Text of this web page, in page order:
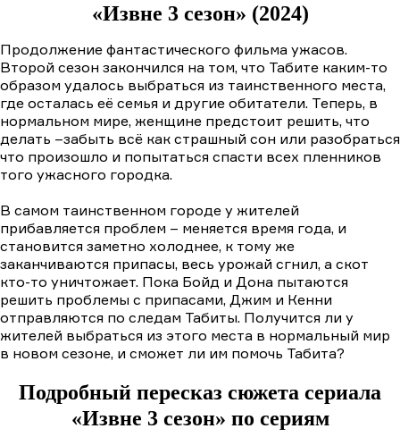
«Извне 3 сезон» (2024)
Продолжение фантастического фильма ужасов.
Второй сезон закончился на том, что Табите каким-то
образом удалось выбраться из таинственного места,
где осталась её семья и другие обитатели. Теперь, в
нормальном мире, женщине предстоит решить, что
делать –забыть всё как страшный сон или разобраться
что произошло и попытаться спасти всех пленников
того ужасного городка.
В самом таинственном городе у жителей
прибавляется проблем – меняется время года, и
становится заметно холоднее, к тому же
заканчиваются припасы, весь урожай сгнил, а скот
кто-то уничтожает. Пока Бойд и Дона пытаются
решить проблемы с припасами, Джим и Кенни
отправляются по следам Табиты. Получится ли у
жителей выбраться из этого места в нормальный мир
в новом сезоне, и сможет ли им помочь Табита?
Подробный пересказ сюжета сериала
«Извне 3 сезон» по сериям